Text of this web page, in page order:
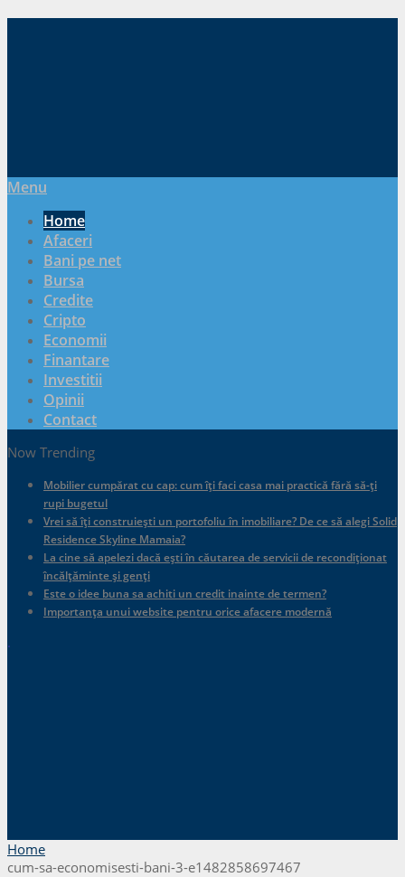
Menu
Home
Afaceri
Bani pe net
Bursa
Credite
Cripto
Economii
Finantare
Investitii
Opinii
Contact
Now Trending
Mobilier cumpărat cu cap: cum îți faci casa mai practică fără să-ți
rupi bugetul
Vrei să îți construiești un portofoliu în imobiliare? De ce să alegi Solid
Residence Skyline Mamaia?
La cine să apelezi dacă ești în căutarea de servicii de recondiționat
încălțăminte și genți
Este o idee buna sa achiti un credit inainte de termen?
Importanța unui website pentru orice afacere modernă
.
Home
cum-sa-economisesti-bani-3-e1482858697467